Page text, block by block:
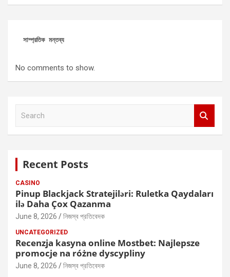
সাম্প্রতিক মন্তব্য
No comments to show.
Recent Posts
CASINO
Pinup Blackjack Stratejiləri: Ruletka Qaydaları
ilə Daha Çox Qazanma
June 8, 2026 নিজস্ব প্রতিবেদক
UNCATEGORIZED
Recenzja kasyna online Mostbet: Najlepsze
promocje na różne dyscypliny
June 8, 2026 নিজস্ব প্রতিবেদক